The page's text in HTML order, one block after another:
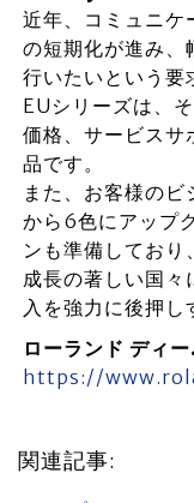
近年、コミュニケ
の短期化が進み、
行いたいという要
EUシリーズは、
価格、サービスサ
品です。
また、お客様の
から6色にアップ
ンも準備してお
成長の著しい国
入を強力に後押し
ローランド ディ
https://
関連記事: